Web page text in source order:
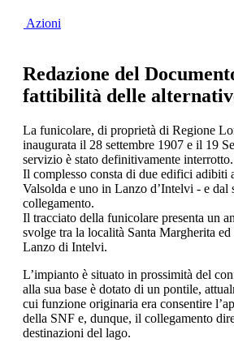
Azioni
Redazione del
fattibilità delle
La funicolare, di proprietà di Regione
inaugurata il 28 settembre 1907 e il 19
servizio è stato definitivamente interrotto.
Il complesso consta di due edifici adibiti
Valsolda e uno in Lanzo d’Intelvi - e dal
collegamento.
Il tracciato della funicolare presenta un
svolge tra la località Santa Margherita
Lanzo di Intelvi.
L’impianto è situato in prossimità del
alla sua base è dotato di un pontile,
cui funzione originaria era consentire
della SNF e, dunque, il collegamento
destinazioni del lago.